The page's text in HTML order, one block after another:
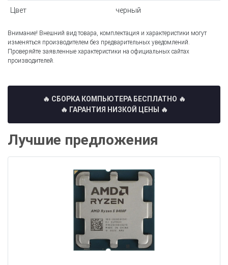
Цвет черный
Внимание! Внешний вид товара, комплектация и характеристики могут
изменяться производителем без предварительных уведомлений.
Проверяйте заявленные характеристики на официальных сайтах
производителей.
🔥 СБОРКА КОМПЬЮТЕРА БЕСПЛАТНО 🔥
🔥 ГАРАНТИЯ НИЗКОЙ ЦЕНЫ 🔥
Лучшие предложения